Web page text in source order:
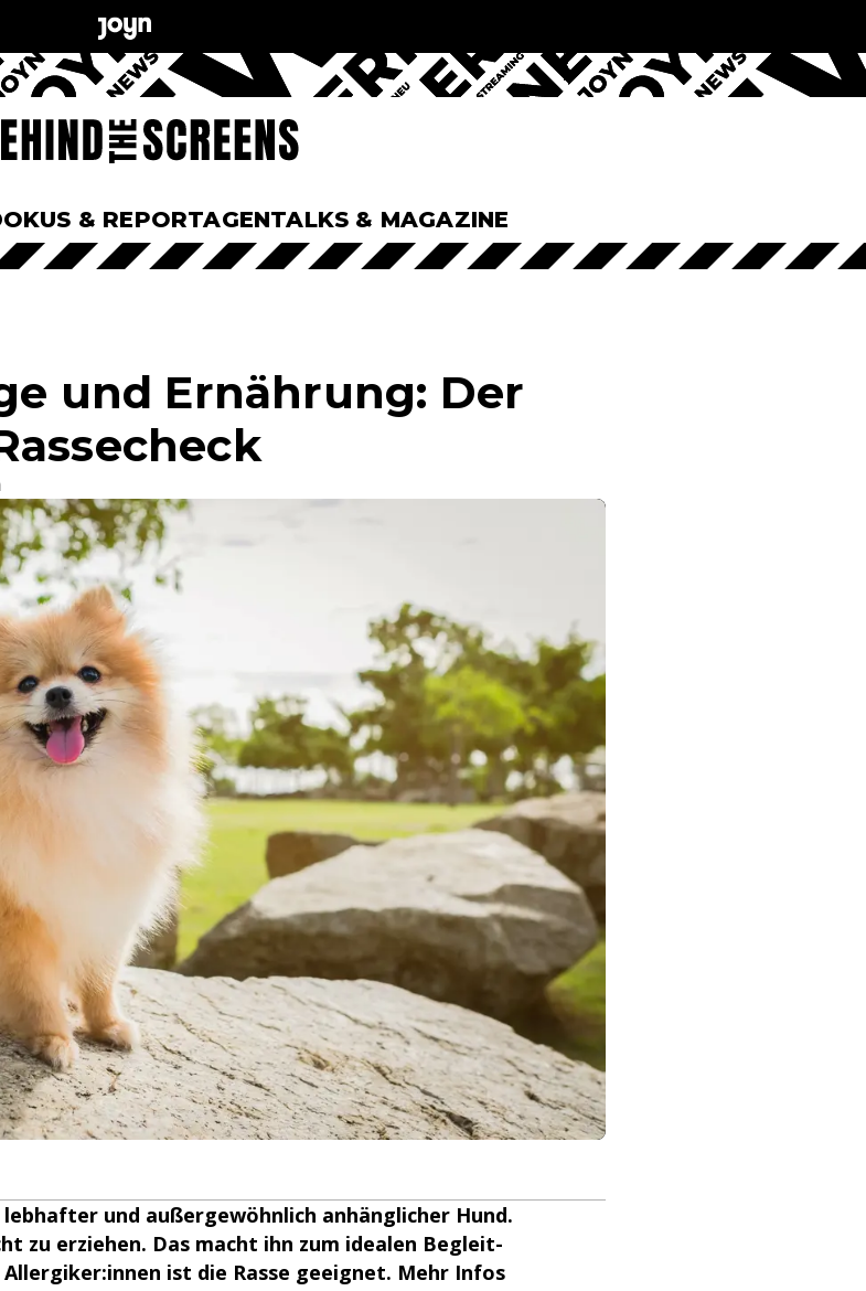
& REPORTAGENTALKS & MAGAZINE
und Ernährung: Der
und außergewöhnlich anhänglicher Hund.
zu erziehen. Das macht ihn zum idealen Begleit-
ist die Rasse geeignet. Mehr Infos